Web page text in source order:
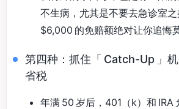
不生病，尤其是不要去急诊室
$6,000 的免赔额绝对让你追悔莫
第四种：抓住「 Catch-Up 」
省税
年满 50 岁后，401（k）和 IRA